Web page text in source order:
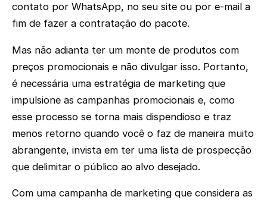
contato por WhatsApp, no seu site ou por e-mail a
fim de fazer a contratação do pacote.
Mas não adianta ter um monte de produtos com
preços promocionais e não divulgar isso. Portanto,
é necessária uma estratégia de marketing que
impulsione as campanhas promocionais e, como
esse processo se torna mais dispendioso e traz
menos retorno quando você o faz de maneira muito
abrangente, invista em ter uma lista de prospecção
que delimitar o público ao alvo desejado.
Com uma campanha de marketing que considera as